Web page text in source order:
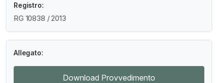
Registro:
RG 10838 / 2013
Allegato:
Download Provvedimento